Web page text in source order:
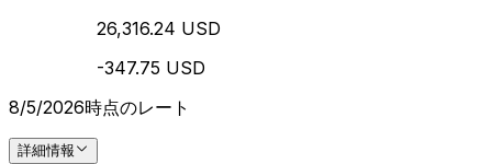
26,316.24 USD
-347.75 USD
8/5/2026時点のレート
詳細情報